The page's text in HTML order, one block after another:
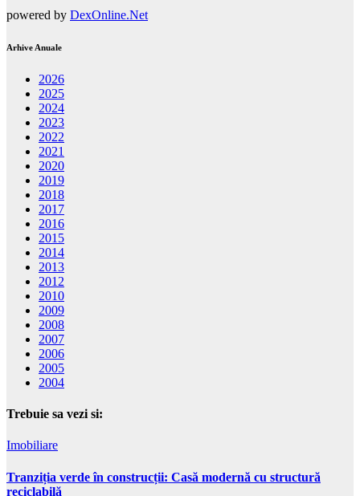
powered by DexOnline.Net
Arhive Anuale
2026
2025
2024
2023
2022
2021
2020
2019
2018
2017
2016
2015
2014
2013
2012
2010
2009
2008
2007
2006
2005
2004
Trebuie sa vezi si:
Imobiliare
Tranziția verde în construcții: Casă modernă cu structură
reciclabilă